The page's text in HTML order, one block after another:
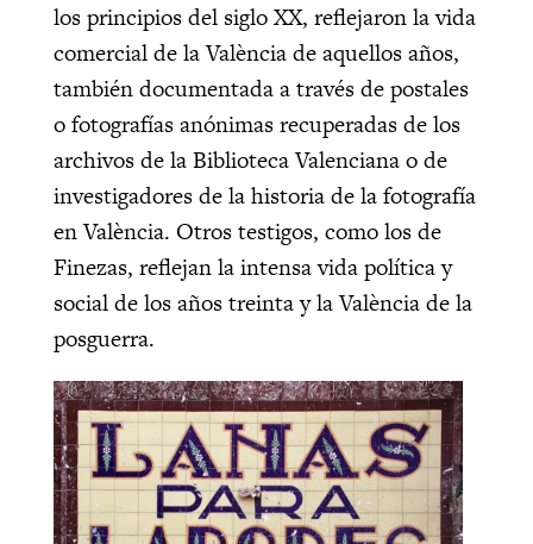
los principios del siglo XX, reflejaron la vida
comercial de la València de aquellos años,
también documentada a través de postales
o fotografías anónimas recuperadas de los
archivos de la Biblioteca Valenciana o de
investigadores de la historia de la fotografía
en València. Otros testigos, como los de
Finezas, reflejan la intensa vida política y
social de los años treinta y la València de la
posguerra.